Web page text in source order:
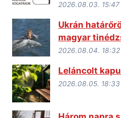
2026.08.03. 15:47
Ukrán
magyar
2026.08.04. 18:32
Leláncolt
2026.08.05. 18:33